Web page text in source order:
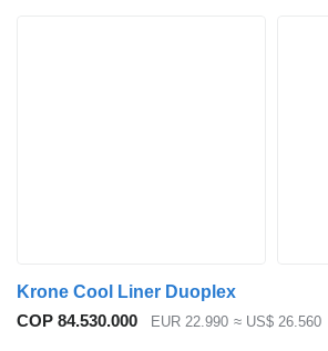
Krone Cool Liner Duoplex
COP 84.530.000
EUR 22.990 ≈ US$ 26.560